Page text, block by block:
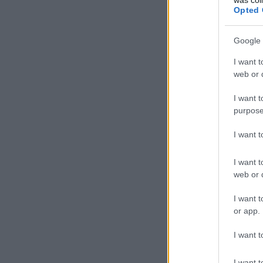
Opted
Google
I want
web or
I want
I want
I want
web or
I want
or app.
I want